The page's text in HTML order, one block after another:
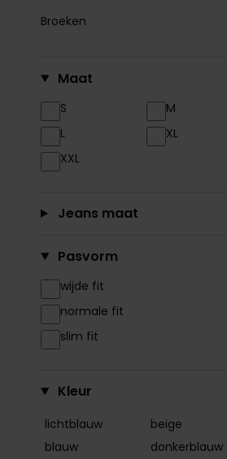
Broeken
Maat
S
M
L
XL
XXL
Jeans maat
Pasvorm
wijde fit
normale fit
slim fit
Kleur
lichtblauw
beige
blauw
donkerblauw